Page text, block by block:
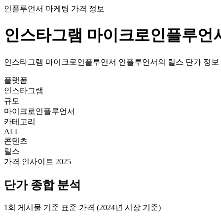
인플루언서 마케팅 가격 정보
인스타그램 마이크로인플루언
인스타그램 마이크로인플루언서 인플루언서의 릴스 단가 정보
플랫폼
인스타그램
규모
마이크로인플루언서
카테고리
ALL
콘텐츠
릴스
가격 인사이트 2025
단가종합 분석
1회 게시물 기준 표준 가격 (2024년 시장 기준)